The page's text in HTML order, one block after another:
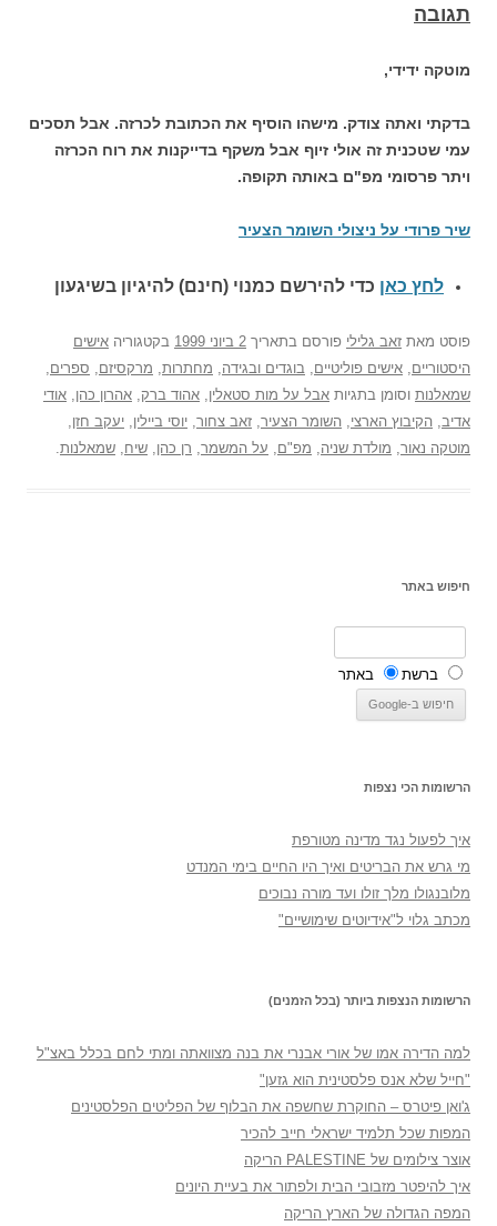
תגובה
מוטקה ידידי,
בדקתי ואתה צודק. מישהו הוסיף את הכתובת לכרזה. אבל תסכים
עמי שטכנית זה אולי זיוף אבל משקף בדייקנות את רוח הכרזה
ויתר פרסומי מפ"ם באותה תקופה.
שיר פרודי על ניצולי השומר הצעיר
לחץ כאן כדי להירשם כמנוי (חינם) להיגיון בשיגעון
פוסט מאת זאב גלילי פורסם בתאריך 2 ביוני 1999 בקטגוריה אישים
היסטוריים, אישים פוליטיים, בוגדים ובגידה, מחתרות, מרקסיזם, ספרים,
שמאלנות וסומן בתגיות אבל על מות סטאלין, אהוד ברק, אהרון כהן, אודי
אדיב, הקיבוץ הארצי, השומר הצעיר, זאב צחור, יוסי ביילין, יעקב חזן,
מוטקה נאור, מולדת שניה, מפ"ם, על המשמר, רן כהן, שיח, שמאלנות.
חיפוש באתר
ברשת באתר
הרשומות הכי נצפות
איך לפעול נגד מדינה מטורפת
מי גרש את הבריטים ואיך היו החיים בימי המנדט
מלובנגולו מלך זולו ועד מורה נבוכים
מכתב גלוי ל"אידיוטים שימושיים"
הרשומות הנצפות ביותר (בכל הזמנים)
למה הדירה אמו של אורי אבנרי את בנה מצוואתה ומתי לחם בכלל באצ"ל
"חייל שלא אנס פלסטינית הוא גזען"
ג'ואן פיטרס – החוקרת שחשפה את הבלוף של הפליטים הפלסטינים
המפות שכל תלמיד ישראלי חייב להכיר
אוצר צילומים של PALESTINE הריקה
איך להיפטר מזבובי הבית ולפתור את בעיית היונים
המפה הגדולה של הארץ הריקה